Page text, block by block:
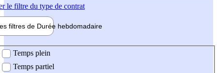
le filtre du type de contrat
filtres de Durée hebdomadaire
Temps plein
Temps partiel